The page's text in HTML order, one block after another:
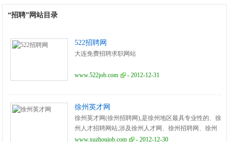
“招聘”网站目录
522招聘网
大连免费招聘求职网站
www.522job.com - 2012-12-31
徐州英才网
徐州英才网(徐州招聘网),是徐州地区最具专业性的、徐
州人才招聘网站,涉及徐州人才网、徐州招聘网、徐州
招聘会、徐州最新招聘信息、徐州培训、徐州求职找
www.xuzhoujob.com - 2012-12-30